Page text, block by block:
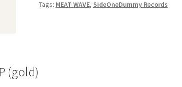
Tags: MEAT WAVE, SideOneDummy Records
(gold)